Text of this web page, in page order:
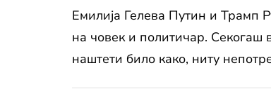
Емилија Гелева Путин и Трамп
на човек и политичар. Секогаш
наштети било како, ниту